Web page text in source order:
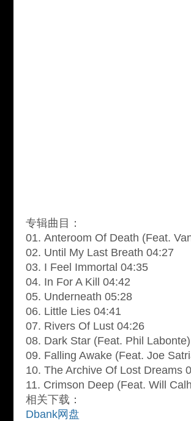
专辑曲目：
01. Anteroom Of Death (Feat.
02. Until My Last Breath 04:27
03. I Feel Immortal 04:35
04. In For A Kill 04:42
05. Underneath 05:28
06. Little Lies 04:41
07. Rivers Of Lust 04:26
08. Dark Star (Feat. Phil
09. Falling Awake (Feat. Joe
10. The Archive Of Lost Dreams
11. Crimson Deep (Feat. Will
相关下载：
Dbank网盘